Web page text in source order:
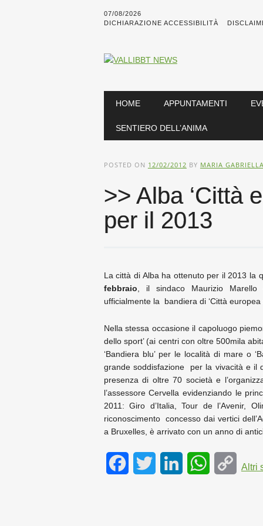
07/08/2026
DICHIARAZIONE ACCESSIBILITÀ
Main menu
HOME APPUNTAMENTI
SENTIERO DELL’ANIMA
POSTED ON 12/02/2012 BY MARIA
>> Alba ‘Città
per il 2013
La città di Alba ha ottenuto per il 2013 la
febbraio , il sindaco Maurizio Marello
ufficialmente la bandiera di ‘Città
Nella stessa occasione il capoluogo
dello sport’ (ai centri con oltre 500mila
‘Bandiera blu’ per le località di mare o
grande soddisfazione per la vivacità e il
presenza di oltre 70 società e
l’assessore Cervella evidenziando le
2011: Giro d’Italia, Tour de l’Avenir,
riconoscimento concesso dai vertici
a Bruxelles, è arrivato con un anno di
C
Altri